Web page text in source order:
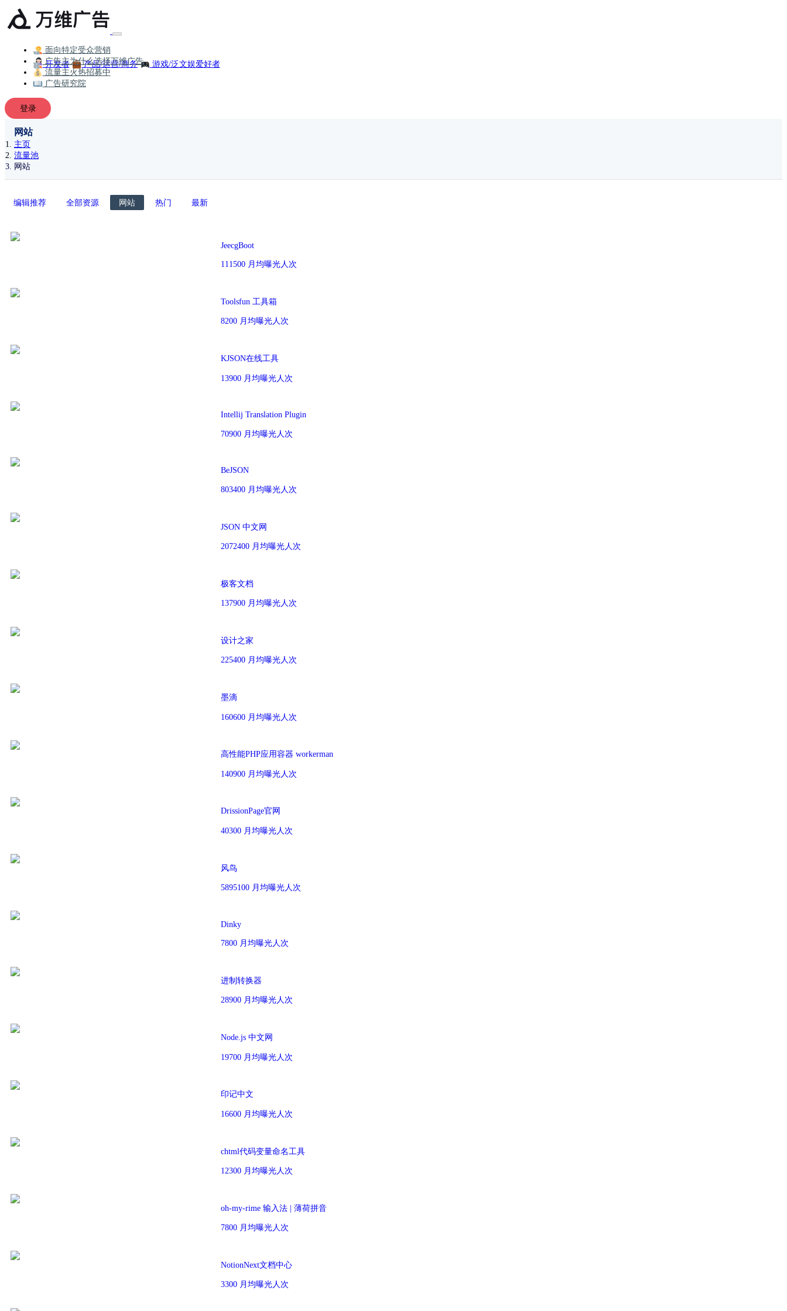
面向特定受众营销
开发者
产品/运营/商务 游戏/泛文娱爱好者
广告主为什么选择万维广告
流量主火热招募中
广告研究院
登录
网站
主页
流量池
网站
编辑推荐 全部资源 网站 热门 最新
JeecgBoot
111500 月均曝光人次
Toolsfun 工具箱
8200 月均曝光人次
KJSON在线工具
13900 月均曝光人次
Intellij Translation Plugin
70900 月均曝光人次
BeJSON
803400 月均曝光人次
JSON 中文网
2072400 月均曝光人次
极客文档
137900 月均曝光人次
设计之家
225400 月均曝光人次
墨滴
160600 月均曝光人次
高性能PHP应用容器 workerman
140900 月均曝光人次
DrissionPage官网
40300 月均曝光人次
风鸟
5895100 月均曝光人次
Dinky
7800 月均曝光人次
进制转换器
28900 月均曝光人次
Node.js 中文网
19700 月均曝光人次
印记中文
16600 月均曝光人次
chtml代码变量命名工具
12300 月均曝光人次
oh-my-rime 输入法 | 薄荷拼音
7800 月均曝光人次
NotionNext文档中心
3300 月均曝光人次